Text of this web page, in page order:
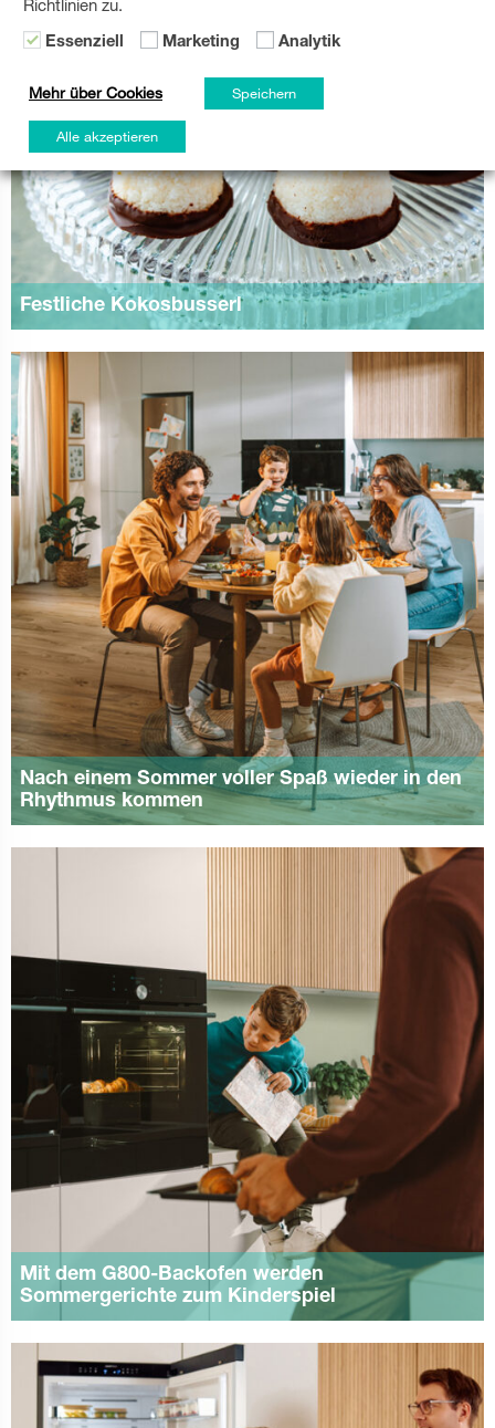
Festliche Kokosbusserl
Nach einem Sommer voller Spaß wieder in den
Rhythmus kommen
Mit dem G800-Backofen werden
Sommergerichte zum Kinderspiel
Richtlinien zu.
Essenziell Marketing Analytik
Mehr über Cookies Speichern
Alle akzeptieren